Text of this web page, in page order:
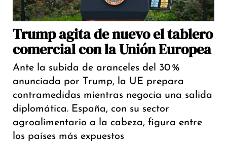
Trump agita de nuevo el tablero
comercial con la Unión Europea
Ante la subida de aranceles del 30 %
anunciada por Trump, la UE prepara
contramedidas mientras negocia una salida
diplomática. España, con su sector
agroalimentario a la cabeza, figura entre
los países más expuestos